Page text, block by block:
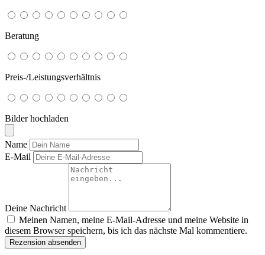
Beratung
Preis-/Leistungsverhältnis
Bilder hochladen
Name
E-Mail
Deine Nachricht
Meinen Namen, meine E-Mail-Adresse und meine Website in
diesem Browser speichern, bis ich das nächste Mal kommentiere.
Rezension absenden